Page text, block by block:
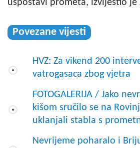
uspostavi prometa, izvijestio je
Povezane vijesti
HVZ: Za vikend 200
vatrogasaca zbog vjetra
FOTOGALERIJA / Jako
kišom sručilo se na
uklanjali stabla s
Nevrijeme poharalo i